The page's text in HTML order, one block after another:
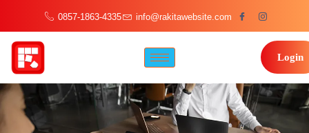
0857-1863-4335 info@rakitawebsite.com
Login